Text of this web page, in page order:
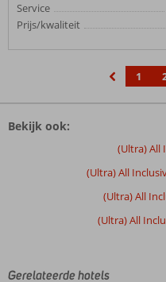
Service
Prijs/kwaliteit
1
Bekijk ook:
(Ultra) All
(Ultra) All
(Ultra) All
(Ultra) All
Gerelateerde hotels